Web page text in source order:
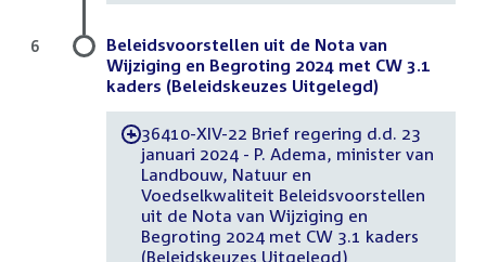
Beleidsvoorstellen uit de Nota van
Wijziging en Begroting 2024 met CW 3.1
kaders (Beleidskeuzes Uitgelegd)
-36410-XIV-22 Brief regering d.d. 23
januari 2024 - P. Adema, minister van
Landbouw, Natuur en
Voedselkwaliteit Beleidsvoorstellen
uit de Nota van Wijziging en
Begroting 2024 met CW 3.1 kaders
(Beleidskeuzes Uitgelegd)
6